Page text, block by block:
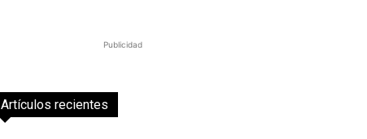
Publicidad
Artículos recientes